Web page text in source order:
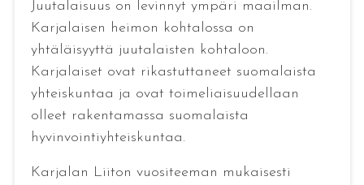
Juutalaisuus on levinnyt ympäri maailman.
Karjalaisen heimon kohtalossa on
yhtäläisyyttä juutalaisten kohtaloon.
Karjalaiset ovat rikastuttaneet suomalaista
yhteiskuntaa ja ovat toimeliaisuudellaan
olleet rakentamassa suomalaista
hyvinvointiyhteiskuntaa.
Karjalan Liiton vuositeeman mukaisesti